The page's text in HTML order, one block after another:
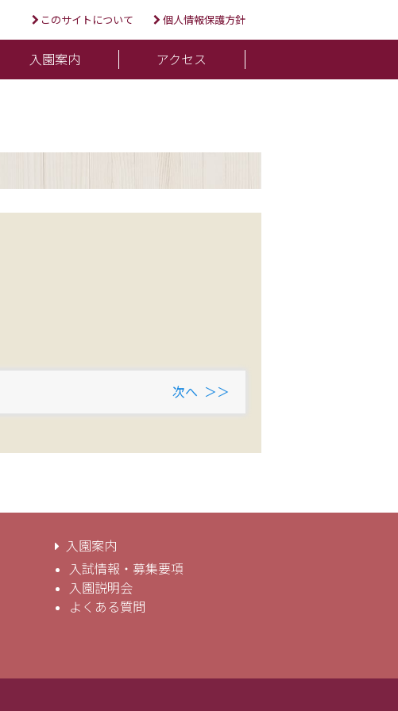
このサイトについて 個人情報保護方針
入園案内 アクセス
次へ
入園案内
入試情報・募集要項
入園説明会
よくある質問